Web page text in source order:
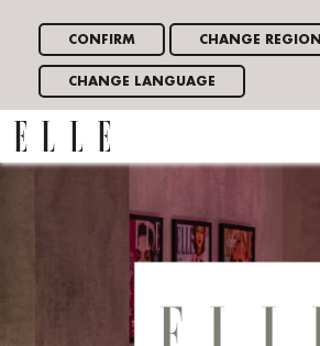
CONFIRM CHANGE REGION
CHANGE LANGUAGE